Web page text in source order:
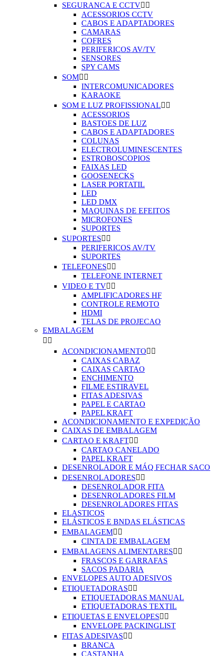
SEGURANCA E CCTV 
ACESSORIOS CCTV
CABOS E ADAPTADORES
CAMARAS
COFRES
PERIFERICOS AV/TV
SENSORES
SPY CAMS
SOM 
INTERCOMUNICADORES
KARAOKE
SOM E LUZ PROFISSIONAL 
ACESSORIOS
BASTOES DE LUZ
CABOS E ADAPTADORES
COLUNAS
ELECTROLUMINESCENTES
ESTROBOSCOPIOS
FAIXAS LED
GOOSENECKS
LASER PORTATIL
LED
LED DMX
MAQUINAS DE EFEITOS
MICROFONES
SUPORTES
SUPORTES 
PERIFERICOS AV/TV
SUPORTES
TELEFONES 
TELEFONE INTERNET
VIDEO E TV 
AMPLIFICADORES HF
CONTROLE REMOTO
HDMI
TELAS DE PROJECAO
EMBALAGEM
 
ACONDICIONAMENTO 
CAIXAS CABAZ
CAIXAS CARTAO
ENCHIMENTO
FILME ESTIRAVEL
FITAS ADESIVAS
PAPEL E CARTAO
PAPEL KRAFT
ACONDICIONAMENTO E EXPEDIÇÃO
CAIXAS DE EMBALAGEM
CARTAO E KRAFT 
CARTAO CANELADO
PAPEL KRAFT
DESENROLADOR E MÁQ FECHAR SACO
DESENROLADORES 
DESENROLADOR FITA
DESENROLADORES FILM
DESENROLADORES FITAS
ELASTICOS
ELÁSTICOS E BNDAS ELÁSTICAS
EMBALAGEM 
CINTA DE EMBALAGEM
EMBALAGENS ALIMENTARES 
FRASCOS E GARRAFAS
SACOS PADARIA
ENVELOPES AUTO ADESIVOS
ETIQUETADORAS 
ETIQUETADORAS MANUAL
ETIQUETADORAS TEXTIL
ETIQUETAS E ENVELOPES 
ENVELOPE PACKINGLIST
FITAS ADESIVAS 
BRANCA
CASTANHA